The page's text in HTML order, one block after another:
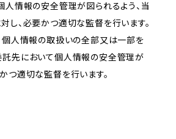
人情報の安全管理が図られるよう、当
し、必要かつ適切な監督を行います。
個人情報の取扱いの全部又は一部を
託先において個人情報の安全管理が
つ適切な監督を行います。